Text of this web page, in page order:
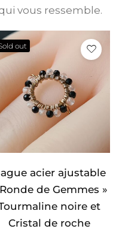
vous ressemble.
out
acier ajustable
de Gemmes »
noire et
Cristal de roche